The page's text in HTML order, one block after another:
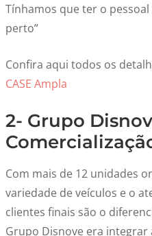
Tínhamos que ter o
perto”
Confira aqui todos os
CASE Ampla
2- Grupo
Com mais de 12 unidades
variedade de veículos e o
clientes finais são o
Grupo Disnove era